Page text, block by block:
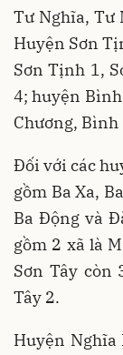
Tư Nghĩa, Tư
Huyện Sơn
Sơn Tịnh 1,
4; huyện
Chương, Bình
Đối với các
gồm Ba Xa,
Ba Động và
gồm 2 xã là
Sơn Tây còn
Tây 2.
Huyện Nghĩa